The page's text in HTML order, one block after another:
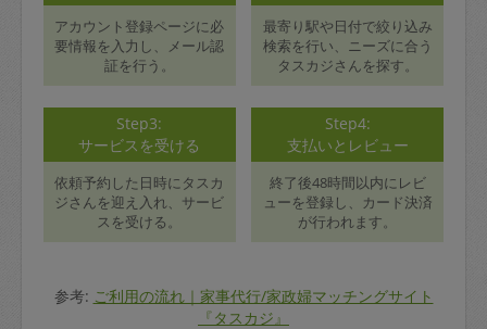
アカウント登録ページに必
要情報を入力し、メール認
証を行う。
最寄り駅や日付で絞り込み
検索を行い、ニーズに合う
タスカジさんを探す。
Step3:
サービスを受ける
依頼予約した日時にタスカ
ジさんを迎え入れ、サービ
スを受ける。
Step4:
支払いとレビュー
終了後48時間以内にレビ
ューを登録し、カード決済
が行われます。
参考: ご利用の流れ｜家事代行/家政婦マッチングサイト
『タスカジ』